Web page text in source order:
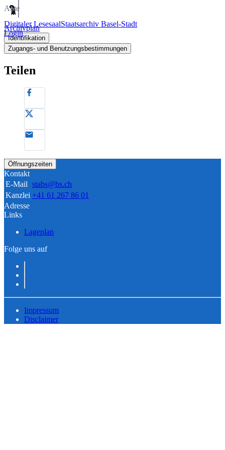
Digitaler LesesaalStaatsarchiv Basel-Stadt
Login
Akte
Archivplan
Identifikation
Zugangs- und Benutzungsbestimmungen
Teilen
Öffnungszeiten
Kontakt
E-Mail stabs@bs.ch
Kanzlei +41 61 267 86 01
Adresse
Links
Lageplan
Folge uns auf
Impressum
Disclaimer